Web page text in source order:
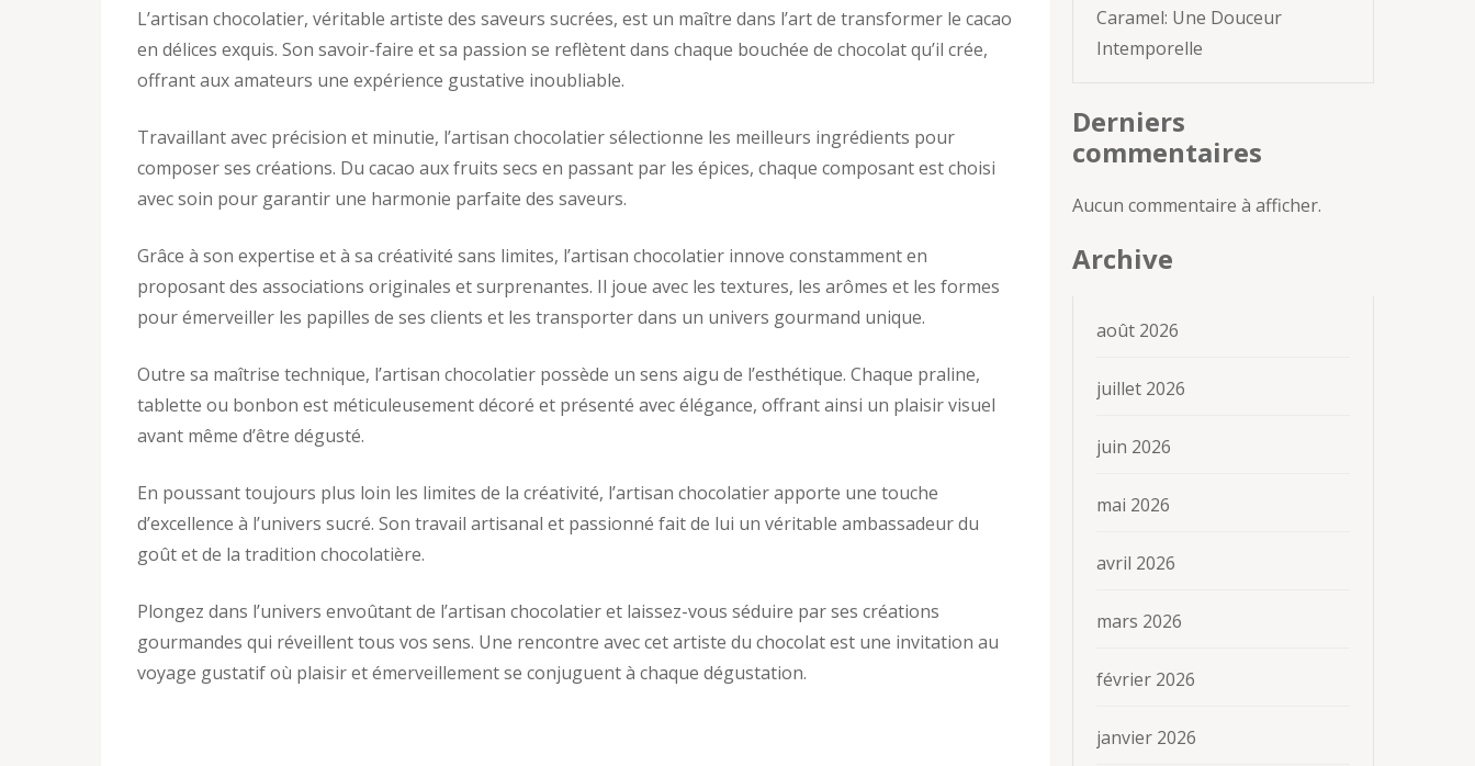
L’artisan chocolatier, véritable artiste des saveurs sucrées, est un maître dans l’art de transformer le cacao
en délices exquis. Son savoir-faire et sa passion se reflètent dans chaque bouchée de chocolat qu’il crée,
offrant aux amateurs une expérience gustative inoubliable.
Travaillant avec précision et minutie, l’artisan chocolatier sélectionne les meilleurs ingrédients pour
composer ses créations. Du cacao aux fruits secs en passant par les épices, chaque composant est choisi
avec soin pour garantir une harmonie parfaite des saveurs.
Grâce à son expertise et à sa créativité sans limites, l’artisan chocolatier innove constamment en
proposant des associations originales et surprenantes. Il joue avec les textures, les arômes et les formes
pour émerveiller les papilles de ses clients et les transporter dans un univers gourmand unique.
Outre sa maîtrise technique, l’artisan chocolatier possède un sens aigu de l’esthétique. Chaque praline,
tablette ou bonbon est méticuleusement décoré et présenté avec élégance, offrant ainsi un plaisir visuel
avant même d’être dégusté.
En poussant toujours plus loin les limites de la créativité, l’artisan chocolatier apporte une touche
d’excellence à l’univers sucré. Son travail artisanal et passionné fait de lui un véritable ambassadeur du
goût et de la tradition chocolatière.
Plongez dans l’univers envoûtant de l’artisan chocolatier et laissez-vous séduire par ses créations
gourmandes qui réveillent tous vos sens. Une rencontre avec cet artiste du chocolat est une invitation au
voyage gustatif où plaisir et émerveillement se conjuguent à chaque dégustation.
Caramel: Une Douceur
Intemporelle
Derniers
commentaires
Aucun commentaire à afficher.
Archive
août 2026
juillet 2026
juin 2026
mai 2026
avril 2026
mars 2026
février 2026
janvier 2026